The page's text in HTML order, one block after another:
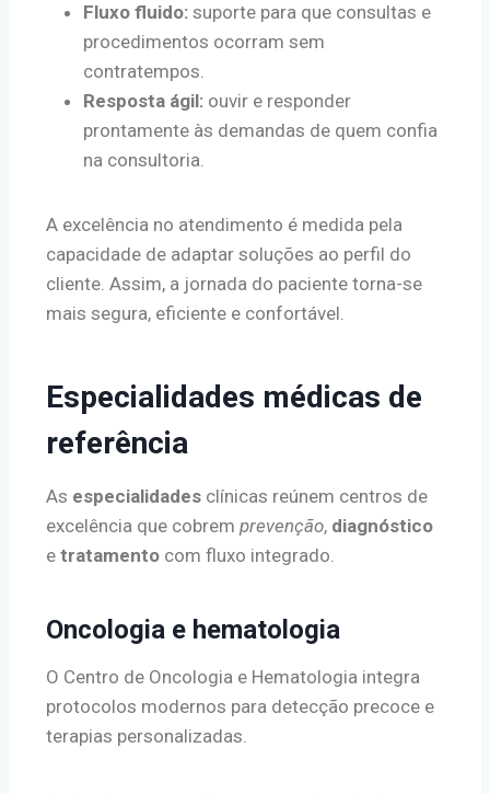
Fluxo fluido: suporte para que consultas e
procedimentos ocorram sem
contratempos.
Resposta ágil: ouvir e responder
prontamente às demandas de quem confia
na consultoria.
A excelência no atendimento é medida pela
capacidade de adaptar soluções ao perfil do
cliente. Assim, a jornada do paciente torna-se
mais segura, eficiente e confortável.
Especialidades médicas de
referência
As especialidades clínicas reúnem centros de
excelência que cobrem prevenção, diagnóstico
e tratamento com fluxo integrado.
Oncologia e hematologia
O Centro de Oncologia e Hematologia integra
protocolos modernos para detecção precoce e
terapias personalizadas.